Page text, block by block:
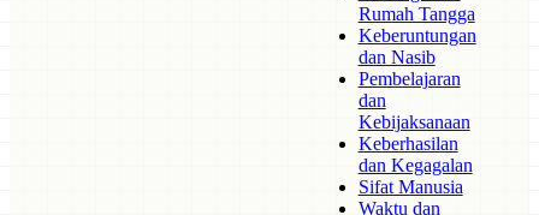
Rumah Tangga
Keberuntungan
dan Nasib
Pembelajaran
dan
Kebijaksanaan
Keberhasilan
dan Kegagalan
Sifat Manusia
Waktu dan